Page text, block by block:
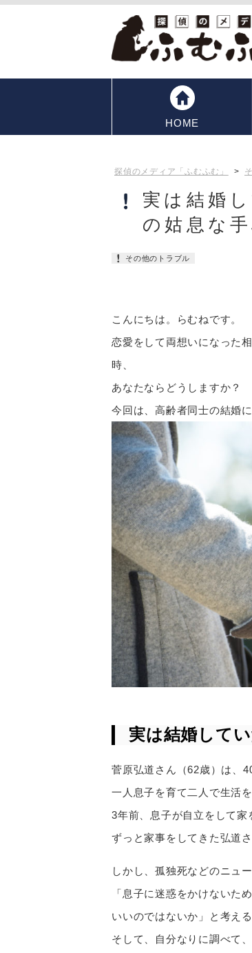
HOME
探偵のメディア「ふむふむ」 >
実は結婚
の姑息な手
その他のトラブル
こんにちは。らむねです。
恋愛をして両想いになった
時、
あなたならどうしますか？
今回は、高齢者同士の結婚
実は結婚して
菅原弘道さん（62歳）は、
一人息子を育て二人で生活
3年前、息子が自立をして家
ずっと家事をしてきた弘道
しかし、孤独死などのニュ
「息子に迷惑をかけないた
いいのではないか」と考え
そして、自分なりに調べて